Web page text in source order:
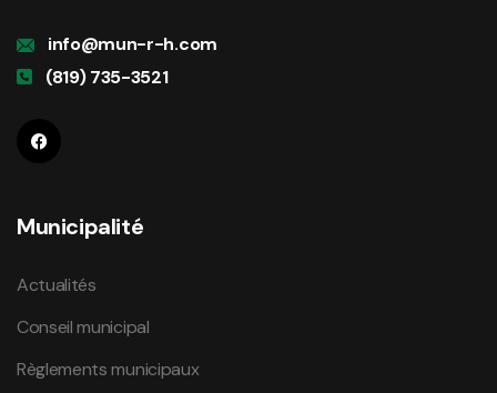
info@mun-r-h.com
(819) 735-3521
Municipalité
Actualités
Conseil municipal
Règlements municipaux